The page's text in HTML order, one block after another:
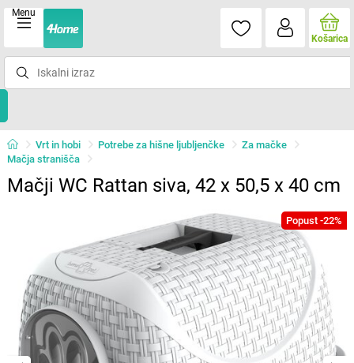
Menu
Košarica
Vrt in hobi Potrebe za hišne ljubljenčke
Za mačke
Mačja stranišča
Mačji WC Rattan siva, 42 x 50,5 x 40 cm
Popust -22%